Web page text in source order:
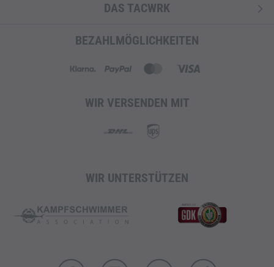
DAS TACWRK
BEZAHLMÖGLICHKEITEN
WIR VERSENDEN MIT
WIR UNTERSTÜTZEN